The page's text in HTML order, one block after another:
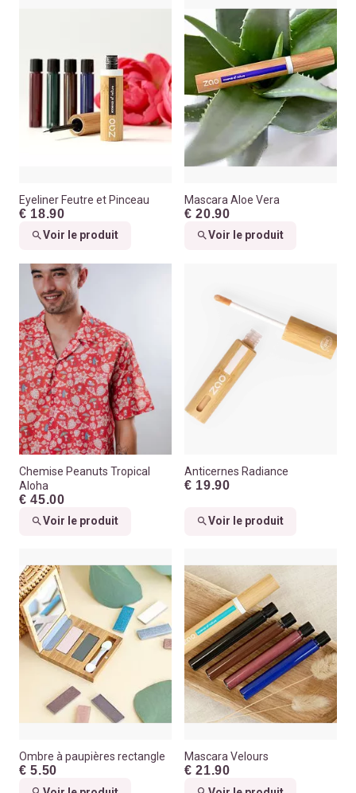
Eyeliner Feutre et Pinceau
€ 18.90
Voir le produit
Mascara Aloe Vera
€ 20.90
Voir le produit
Chemise Peanuts Tropical
Aloha
€ 45.00
Voir le produit
Anticernes Radiance
€ 19.90
Voir le produit
Ombre à paupières rectangle
€ 5.50
Mascara Velours
€ 21.90